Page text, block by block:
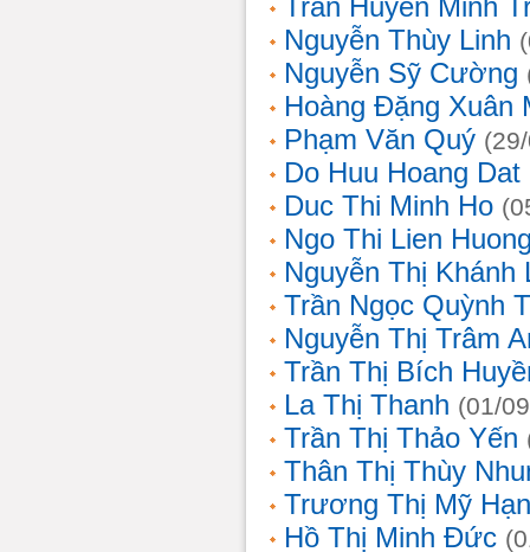
Trần Huyền Minh
Nguyễn Thùy Linh
Nguyễn Sỹ Cường
Hoàng Đặng Xuân
Phạm Văn Quý
Do Huu Hoang Dat
Duc Thi Minh Ho
Ngo Thi Lien
Nguyễn Thị Khánh
Trần Ngọc Quỳnh
Nguyễn Thị Trâm
Trần Thị Bích
La Thị Thanh (01/
Trần Thị Thảo Yến
Thân Thị Thùy
Trương Thị Mỹ
Hồ Thị Minh Đức